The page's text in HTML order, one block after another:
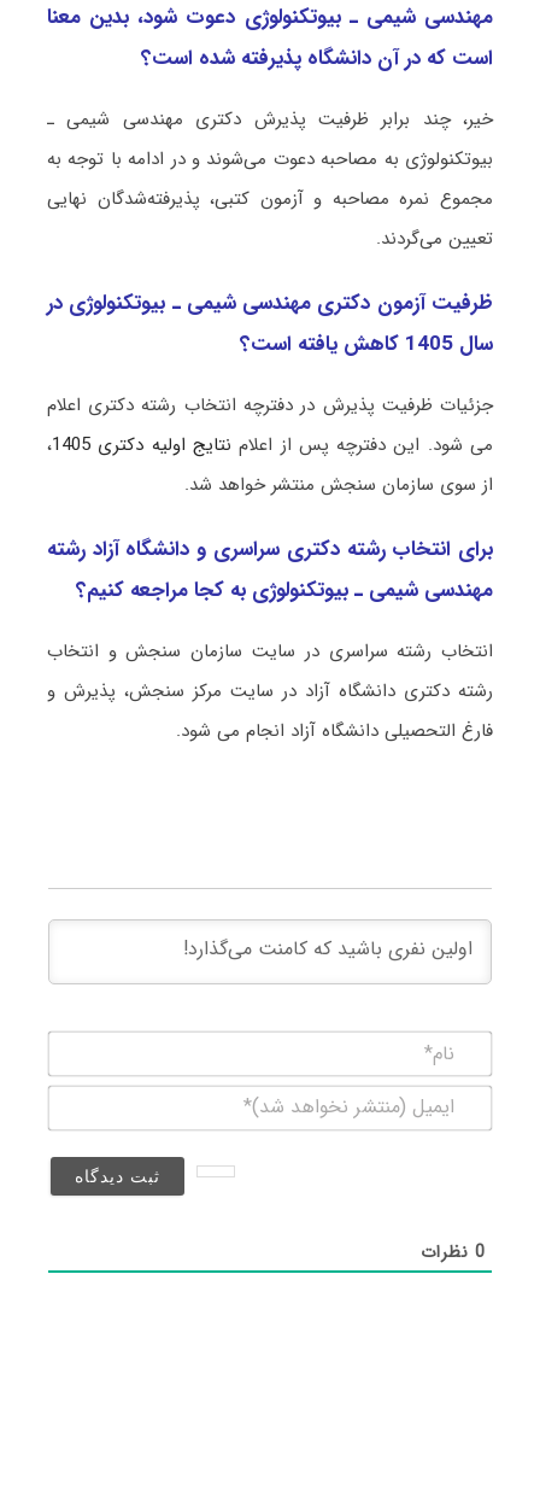
مهندسی شیمی ـ ﺑﻴﻮﺗﻜﻨﻮﻟﻮژی دعوت شود، بدین معنا
است که در آن دانشگاه پذیرفته شده است؟
خیر، چند برابر ظرفیت پذیرش دکتری مهندسی شیمی ـ
ﺑﻴﻮﺗﻜﻨﻮﻟﻮژی به مصاحبه دعوت می‌شوند و در ادامه با توجه به
مجموع نمره مصاحبه و آزمون کتبی، پذیرفته‌شدگان نهایی
تعیین می‌گردند.
ظرفیت آزمون دکتری مهندسی شیمی ـ ﺑﻴﻮﺗﻜﻨﻮﻟﻮژی در
سال 1405 کاهش یافته است؟
جزئیات ظرفیت پذیرش در دفترچه انتخاب رشته دکتری اعلام
می شود. این دفترچه پس از اعلام نتایج اولیه دکتری 1405
،
از سوی سازمان سنجش منتشر خواهد شد.
برای انتخاب رشته دکتری سراسری و دانشگاه آزاد رشته
مهندسی شیمی ـ ﺑﻴﻮﺗﻜﻨﻮﻟﻮژی به کجا مراجعه کنیم؟
انتخاب رشته سراسری در سایت سازمان سنجش و انتخاب
رشته دکتری دانشگاه آزاد در سایت مرکز سنجش، پذیرش و
فارغ التحصیلی دانشگاه آزاد انجام می شود.
(منتشر
0نظرات